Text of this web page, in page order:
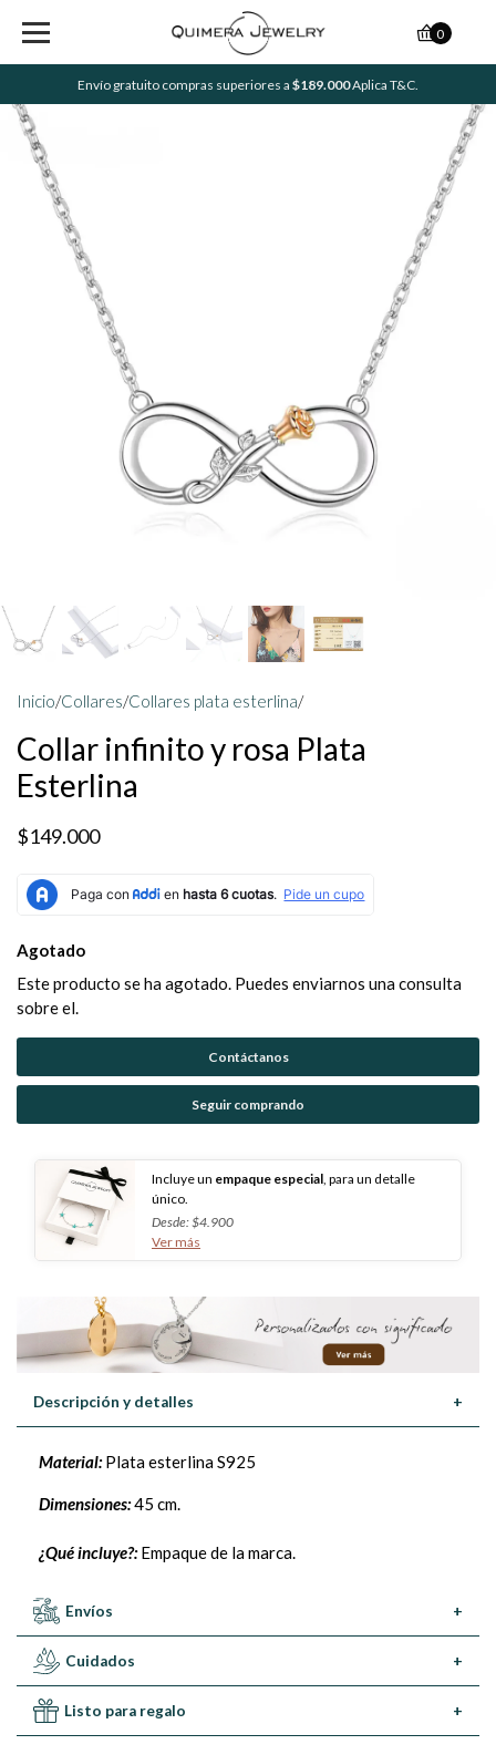
Envío gratuito compras superiores a $189.000Aplica T&C.
0
Inicio/Collares/Collares plata esterlina/
Collar infinito y rosa Plata
Esterlina
$149.000
Agotado
Este producto se ha agotado. Puedes enviarnos una consulta
sobre el.
Contáctanos
Seguir comprando
Incluye un empaque especial , para un detalle
único.
Desde: $4.900
Ver más
Descripción y detalles +
Material:Plata esterlina S925
Dimensiones:45 cm.
¿Qué incluye?:Empaque de la marca.
Envíos +
Cuidados +
Listo para regalo +